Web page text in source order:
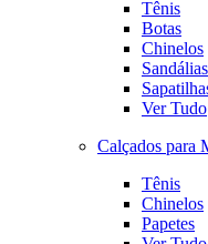
Tênis
Botas
Chinelos
Sandálias
Ver Tudo
Calçados para
Tênis
Chinelos
Papetes